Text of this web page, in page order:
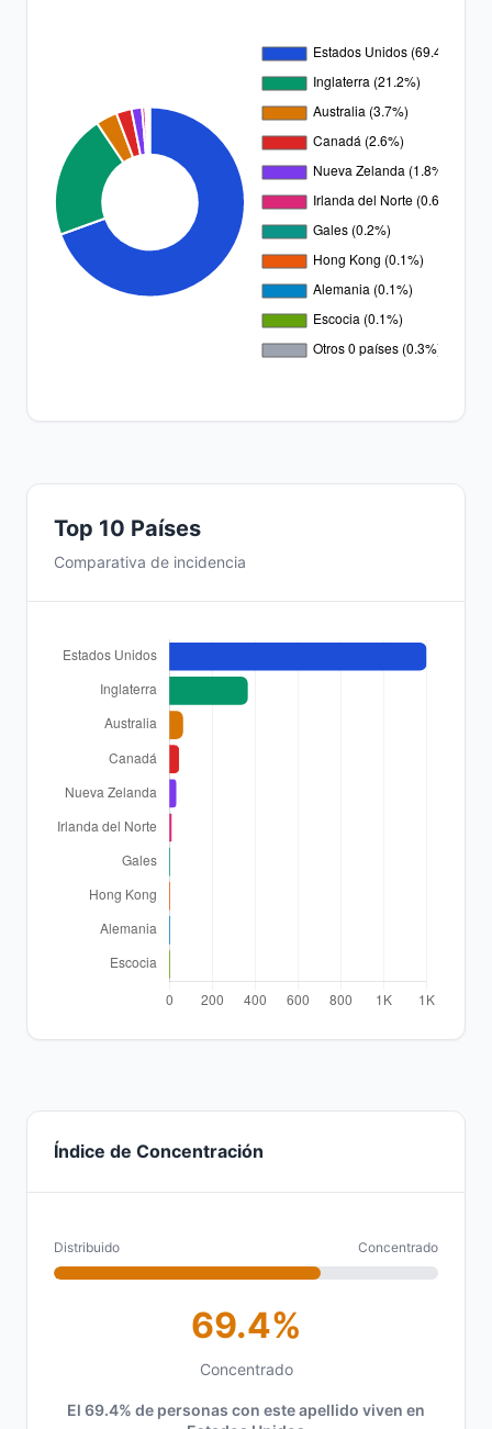
Top 10 Países
Comparativa de incidencia
Índice de Concentración
Distribuido Concentrado
69.4%
Concentrado
El 69.4% de personas con este apellido viven en